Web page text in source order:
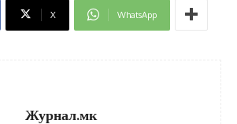
X WhatsApp
Журнал.мк